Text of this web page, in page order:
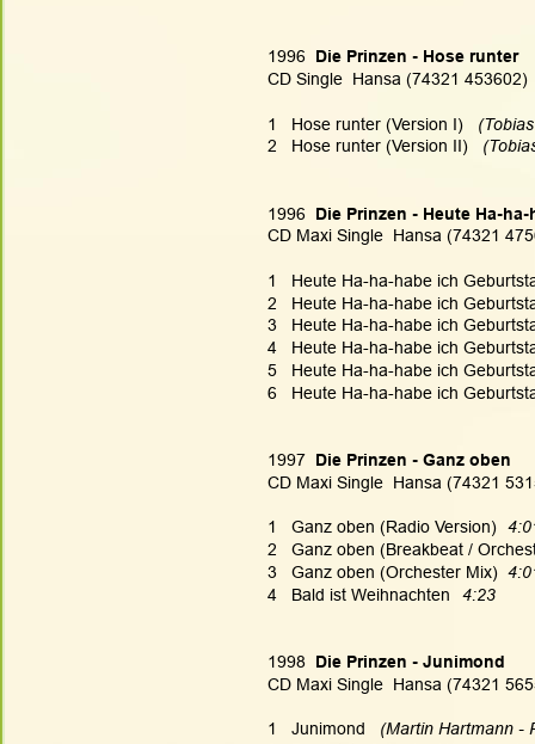
1996
Die Prinzen - Hose runter
CD Single  Hansa (74321 453602)
1   Hose runter (Version I)
2   Hose runter (Version II)
1996
Die Prinzen - Heute Ha-
CD Maxi Single  Hansa (74321
1   Heute Ha-ha-habe ich
2   Heute Ha-ha-habe ich
3   Heute Ha-ha-habe ich
4   Heute Ha-ha-habe ich
5   Heute Ha-ha-habe ich
6   Heute Ha-ha-habe ich
1997 Die Prinzen - Ganz oben
CD Maxi Single  Hansa (74321
1   Ganz oben (Radio Version)
2   Ganz oben (Breakbeat /
3   Ganz oben (Orchester Mix)
4   Bald ist Weihnachten
4:23
1998 Die Prinzen - Junimond
CD Maxi Single  Hansa (74321
1   Junimond (Martin Hartmann -